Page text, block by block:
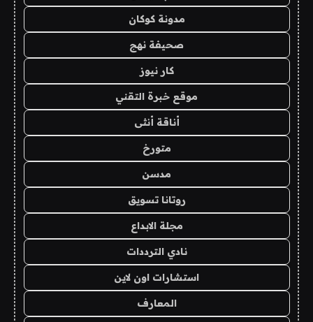
مدونة كوكان
صحيفة نهج
كار نيوز
موقع خبرة التقني
أناقة أنثى
متورخ
مدسن
روتانا تسويق
مجلة الابداع
نادي الترددات
استشارات اون لاين
المعارف